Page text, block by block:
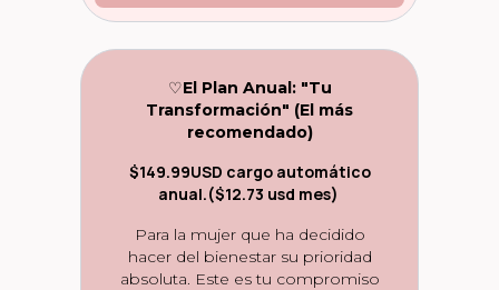
♡El Plan Anual: "Tu
Transformación" (El más
recomendado)
$149.99USD cargo automático
anual.($12.73 usd mes)
Para la mujer que ha decidido
hacer del bienestar su prioridad
absoluta. Este es tu compromiso